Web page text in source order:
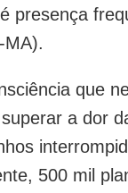
presença
MA).
que
a dor
500 mil